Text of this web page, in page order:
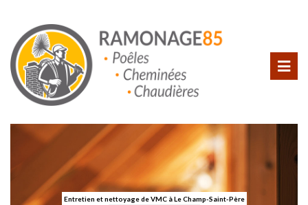
Entretien et nettoyage de VMC à Le Champ-Saint-Père